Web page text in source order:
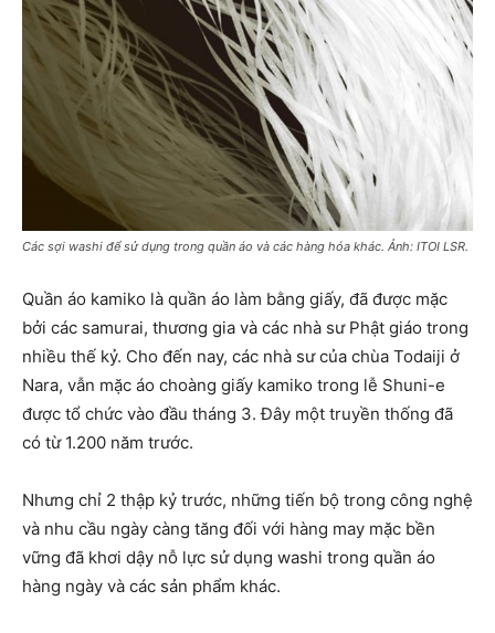
Các sợi washi để sử dụng trong quần áo và các hàng hóa khác. Ảnh: ITOI LSR.
Quần áo kamiko là quần áo làm bằng giấy, đã được mặc
bởi các samurai, thương gia và các nhà sư Phật giáo trong
nhiều thế kỷ. Cho đến nay, các nhà sư của chùa Todaiji ở
Nara, vẫn mặc áo choàng giấy kamiko trong lễ Shuni-e
được tổ chức vào đầu tháng 3. Đây một truyền thống đã
có từ 1.200 năm trước.
Nhưng chỉ 2 thập kỷ trước, những tiến bộ trong công nghệ
và nhu cầu ngày càng tăng đối với hàng may mặc bền
vững đã khơi dậy nỗ lực sử dụng washi trong quần áo
hàng ngày và các sản phẩm khác.